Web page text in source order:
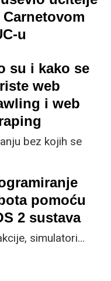
Carnetovom
u
su i kako se
web
i web
bez kojih se
pomoću
2 sustava
simulatori…